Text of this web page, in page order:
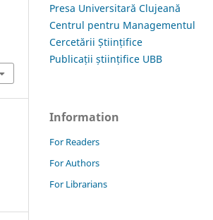
Presa Universitară Clujeană
Centrul pentru Managementul
Cercetării Științifice
Publicații științifice UBB
Information
For Readers
For Authors
For Librarians